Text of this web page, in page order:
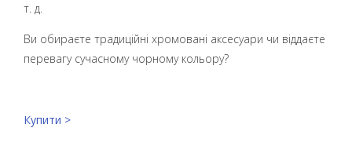
т. д.
Ви обираєте традиційні хромовані аксесуари чи віддаєте
перевагу сучасному чорному кольору?
Купити >